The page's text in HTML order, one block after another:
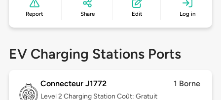
Report Share Edit Log in
EV Charging Stations Ports
Connecteur J1772 1 Borne
Level 2 Charging Station Coût: Gratuit